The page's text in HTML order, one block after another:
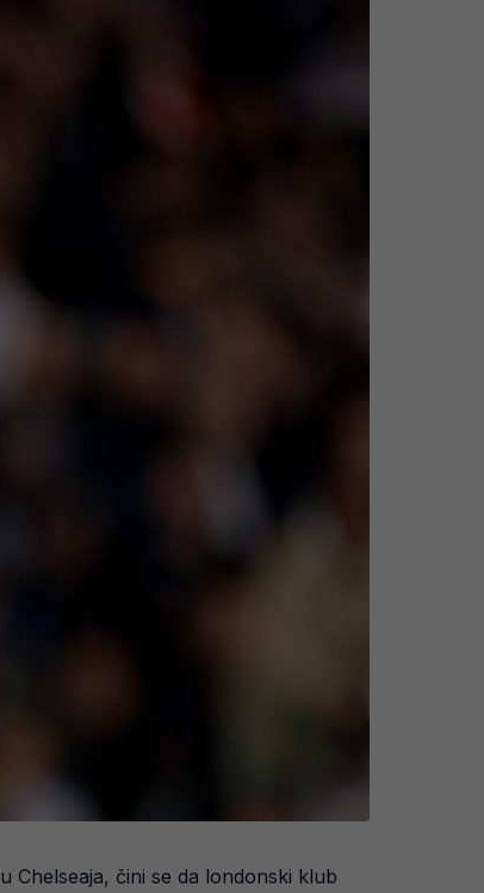
Chelseaja, čini se da londonski klub